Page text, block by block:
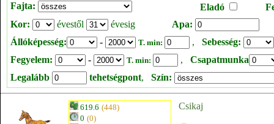
Fajta: Eladó
Kor:
évestől évesig
Apa:
Állóképesség:
- T. min: , Sebesség:
Fegyelem:
- T. min: , Csapatmunka
Legalább
tehetségpont, Szín:
619.6 (448)
0 (0)
Csikaj